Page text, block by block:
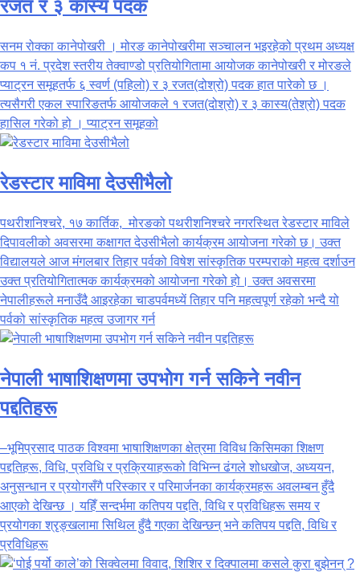
रजत र ३ कास्य पदक
सनम रोक्का कानेपोखरी । मोरङ कानेपोखरीमा सञ्चालन भइरहेको प्रथम अध्यक्ष
कप १ नं. प्रदेश स्तरीय तेक्वाण्डो प्रतियोगितामा आयोजक कानेपोखरी र मोरङले
प्याट्रन समूहतर्फ ६ स्वर्ण (पहिलो) र ३ रजत(दोश्रो) पदक हात पारेको छ ।
त्यसैगरी एकल स्पारिङतर्फ आयोजकले १ रजत(दोश्रो) र ३ कास्य(तेश्रो) पदक
हासिल गरेको हो । प्याट्रन समूहको
रेडस्टार माविमा देउसीभैलो
पथरीशनिश्चरे, १७ कार्तिक, मोरङको पथरीशनिश्चरे नगरस्थित रेडस्टार माविले
दिपावलीको अवसरमा कक्षागत देउसीभैलो कार्यक्रम आयोजना गरेको छ। उक्त
विद्यालयले आज मंगलबार तिहार पर्वको विषेश सांस्कृतिक परम्पराको महत्व दर्शाउन
उक्त प्रतियोगितात्मक कार्यक्रमको आयोजना गरेको हो। उक्त अवसरमा
नेपालीहरूले मनाउँदै आइरहेका चाडपर्वमध्यें तिहार पनि महत्वपूर्ण रहेको भन्दै यो
पर्वको सांस्कृतिक महत्व उजागर गर्न
नेपाली भाषाशिक्षणमा उपभोग गर्न सकिने नवीन
पद्दतिहरू
–भूमिप्रसाद पाठक विश्वमा भाषाशिक्षणका क्षेत्रमा विविध किसिमका शिक्षण
पद्दतिहरू, विधि, प्रविधि र प्रक्रियाहरूको विभिन्न ढंगले शोधखोज, अध्ययन,
अनुसन्धान र प्रयोगसँगै परिस्कार र परिमार्जनका कार्यक्रमहरू अवलम्बन हुँदै
आएको देखिन्छ । यहिँ सन्दर्भमा कतिपय पद्दति, विधि र प्रविधिहरू समय र
प्रयोगका श्रृङ्खलामा सिथिल हुँदै गएका देखिन्छन् भने कतिपय पद्दति, विधि र
प्रविधिहरू